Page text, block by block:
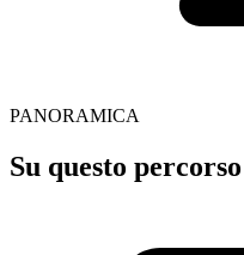
PANORAMICA
Su questo percorso